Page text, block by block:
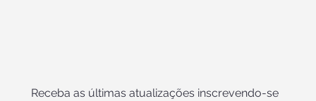
Receba as últimas atualizações inscrevendo-se